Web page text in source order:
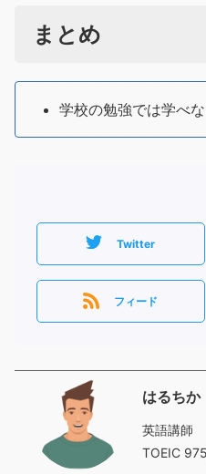
まとめ
学校の勉強では学べ
Twitter
フィード
はるちか
英語講師
TOEIC